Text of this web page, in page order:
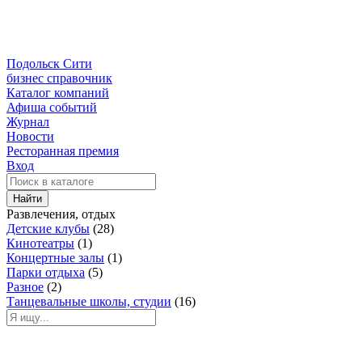
Подольск Сити
бизнес справочник
Каталог компаний
Афиша событий
Журнал
Новости
Ресторанная премия
Вход
Найти
Развлечения, отдых
Детские клубы (28)
Кинотеатры (1)
Концертные залы (1)
Парки отдыха (5)
Разное (2)
Танцевальные школы, студии (16)